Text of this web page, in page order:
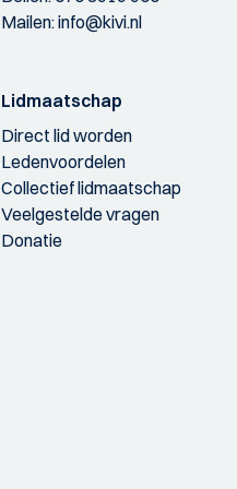
Mailen:info@kivi.nl
Lidmaatschap
Direct lid worden
Ledenvoordelen
Collectief lidmaatschap
Veelgestelde vragen
Donatie